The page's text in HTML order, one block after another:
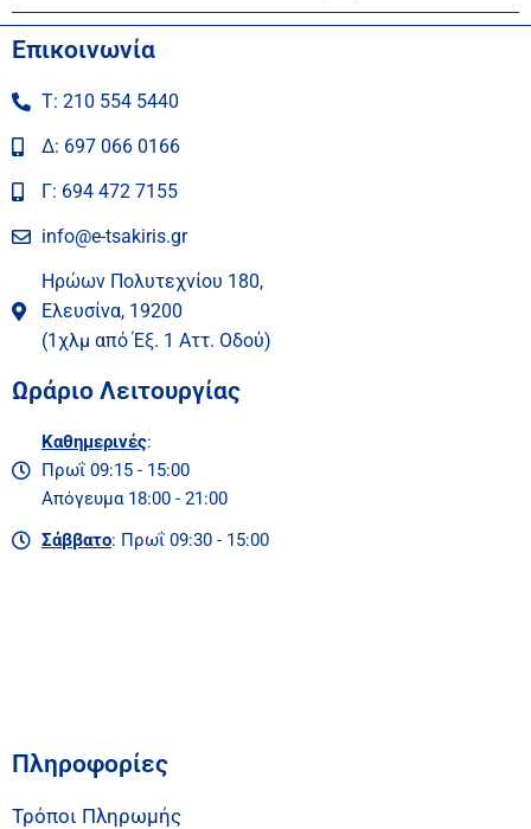
Επικοινωνία
Τ: 210 554 5440
Δ: 697 066 0166
Γ: 694 472 7155
info@e-tsakiris.gr
Ηρώων Πολυτεχνίου 180,
Ελευσίνα, 19200
(1χλμ από Έξ. 1 Αττ. Οδού)
Ωράριο Λειτουργίας
Καθημερινές:
Πρωΐ 09:15 - 15:00
Απόγευμα 18:00 - 21:00
Σάββατο: Πρωΐ 09:30 - 15:00
Πληροφορίες
Τρόποι Πληρωμής